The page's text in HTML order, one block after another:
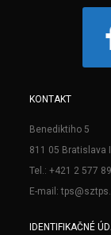
KONTAKT
Benediktiho 5
811 05 Bratislava I
Tel.: +421 2 577
E-mail:
IDENTIFIKAČNÉ